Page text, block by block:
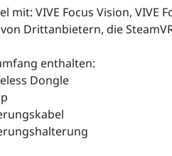
mit: VIVE Focus Vision, VIVE
Drittanbietern, die
enthalten:
Dongle